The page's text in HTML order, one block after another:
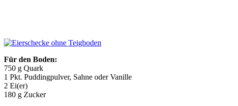
Für den Boden:
750 g Quark
1 Pkt. Puddingpulver, Sahne oder Vanille
2 Ei(er)
180 g Zucker